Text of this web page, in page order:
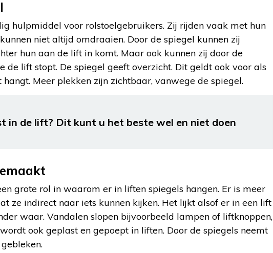
hulpmiddel voor rolstoelgebruikers. Zij rijden vaak met hun
niet altijd omdraaien. Door de spiegel kunnen zij
hun aan de lift in komt. Maar ook kunnen zij door de
de lift stopt. De spiegel geeft overzicht. Dit geldt ook voor als
Meer plekken zijn zichtbaar, vanwege de spiegel.
in de lift? Dit kunt u het beste wel en niet doen
grote rol in waarom er in liften spiegels hangen. Er is meer
ze indirect naar iets kunnen kijken. Het lijkt alsof er in een lift
waar. Vandalen slopen bijvoorbeeld lampen of liftknoppen,
ook geplast en gepoept in liften. Door de spiegels neemt